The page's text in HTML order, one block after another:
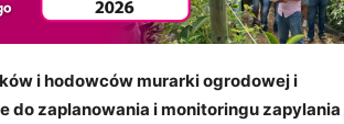
ów i hodowców murarki ogrodowej i
do zaplanowania i monitoringu zapylania